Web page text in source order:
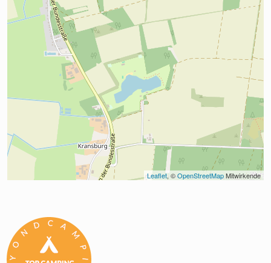
Leaflet, © OpenStreetMap Mitwirkende